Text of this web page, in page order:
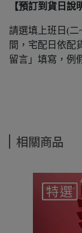
【預訂到貨日說
請選填上班日(
間，宅配日依配
留言」填寫，例
相關商品